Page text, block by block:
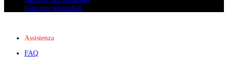
Fare uno screenshot
Assistenza
FAQ